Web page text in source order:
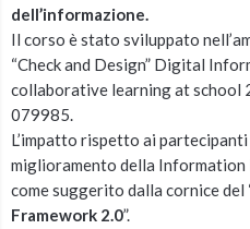
dell’informazione.
Il corso è stato sviluppato
“Check and Design” Digital
collaborative learning at school
079985.
L’impatto rispetto ai
miglioramento della Information
come suggerito dalla cornice del
Framework 2.0”.